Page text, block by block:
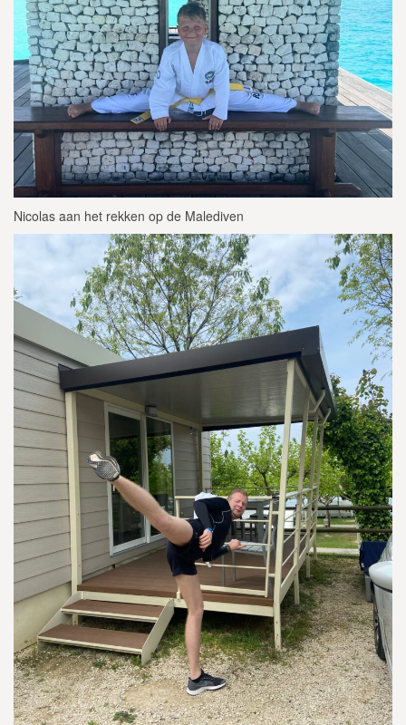
Nicolas aan het rekken op de Malediven